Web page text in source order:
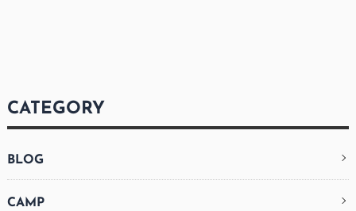
CATEGORY
BLOG
CAMP